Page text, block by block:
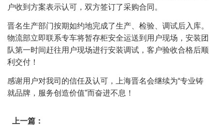
户收到方案表示认可，双方签订了采购合同。
晋名生产部门按期如约地完成了生产、检验、调试后入库。
物流部立即联系专车将暂存柜安全运送到用户现场，安装团
队第一时间赶往用户现场进行安装调试，客户验收合格后顺
利交付！
感谢用户对我司的信任及认可，上海晋名会继续为“专业铸
就品牌，服务创造价值”而奋进不息！
上一篇：